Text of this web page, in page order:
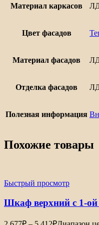
Материал каркасов
Цвет фасадов
Материал фасадов
Отделка фасадов
Полезная информация
Похожие товары
Быстрый просмотр
Шкаф верхний с 1-ой